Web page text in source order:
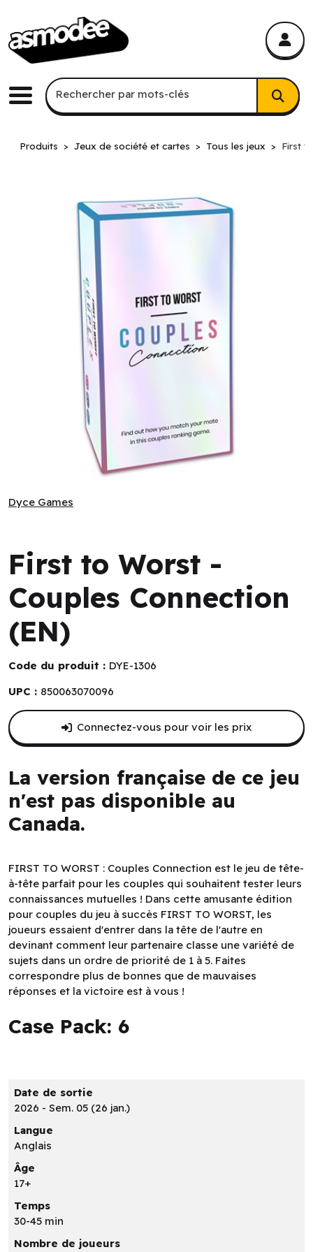
Menu
Recherche par mots-clés
Rechercher par mots-clés
Produits Jeux de société et cartes Tous les jeux First
Dyce Games
First to Worst -
Couples Connection
(EN)
Code du produit : DYE-1306
UPC : 850063070096
La version française de ce jeu
n'est pas disponible au
Canada.
FIRST TO WORST : Couples Connection est le jeu de tête-
à-tête parfait pour les couples qui souhaitent tester leurs
connaissances mutuelles ! Dans cette amusante édition
pour couples du jeu à succès FIRST TO WORST, les
joueurs essaient d'entrer dans la tête de l'autre en
devinant comment leur partenaire classe une variété de
sujets dans un ordre de priorité de 1 à 5. Faites
correspondre plus de bonnes que de mauvaises
réponses et la victoire est à vous !
Case Pack: 6
Connectez-vous pour voir les prix
Date de sortie
2026 - Sem. 05 (26 jan.)
Langue
Anglais
Âge
17+
Temps
30-45 min
Nombre de joueurs